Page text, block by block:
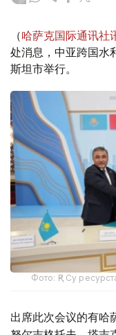
（哈萨克国际通讯社
处消息，中亚跨国水
斯坦市举行。
Фото: ҚР Су
出席此次会议的有哈